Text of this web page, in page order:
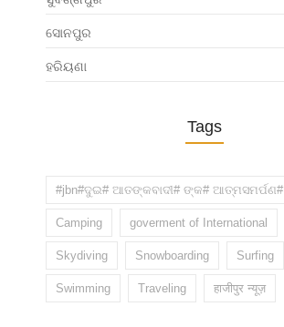
ସୋନପୁର
ହରିୟଣା
Tags
#jbn#ଦୁଇ# ଆତଙ୍କବାଦୀ# ଙ୍କ# ଆତ୍ମସମର୍ପଣ#
Camping goverment of International
Skydiving Snowboarding Surfing
Swimming Traveling हाजीपुर न्यूज़